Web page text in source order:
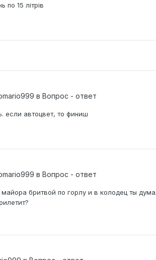
по 15 літрів
в Вопрос - ответ
если автоцвет, то финиш
в Вопрос - ответ
бритвой по горлу и в колодец ты